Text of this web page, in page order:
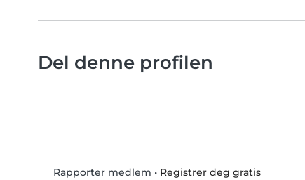
Del denne profilen
Rapporter medlem • Registrer deg gratis